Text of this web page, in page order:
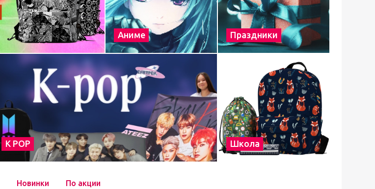
Аниме Праздники
К POP Школа
Новинки По акции